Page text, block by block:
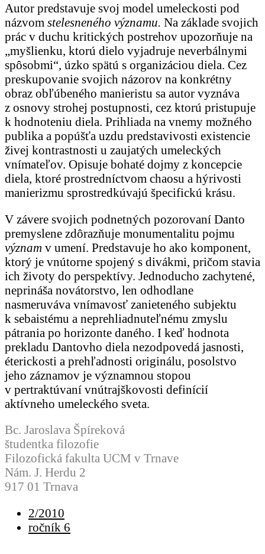
Autor predstavuje svoj model umeleckosti pod
názvom stelesneného významu. Na základe svojich
prác v duchu kritických postrehov upozorňuje na
„myšlienku, ktorú dielo vyjadruje neverbálnymi
spôsobmi“, úzko spätú s organizáciou diela. Cez
preskupovanie svojich názorov na konkrétny
obraz obľúbeného manieristu sa autor vyznáva
z osnovy strohej postupnosti, cez ktorú pristupuje
k hodnoteniu diela. Prihliada na vnemy možného
publika a popúšťa uzdu predstavivosti existencie
živej kontrastnosti u zaujatých umeleckých
vnímateľov. Opisuje bohaté dojmy z koncepcie
diela, ktoré prostredníctvom chaosu a hýrivosti
manierizmu sprostredkúvajú špecifickú krásu.
V závere svojich podnetných pozorovaní Danto
premyslene zdôrazňuje monumentalitu pojmu
význam v umení. Predstavuje ho ako komponent,
ktorý je vnútorne spojený s divákmi, pričom stavia
ich životy do perspektívy. Jednoducho zachytené,
neprináša novátorstvo, len odhodlane
nasmeruváva vnímavosť zanieteného subjektu
k sebaistému a neprehliadnuteľnému zmyslu
pátrania po horizonte daného. I keď hodnota
prekladu Dantovho diela nezodpovedá jasnosti,
éterickosti a prehľadnosti originálu, posolstvo
jeho záznamov je významnou stopou
v pertraktúvaní vnútrajškovosti definícií
aktívneho umeleckého sveta.
Bc. Jaroslava Špíreková
študentka filozofie
Filozofická fakulta UCM v Trnave
Nám. J. Herdu 2
917 01 Trnava
2/2010
ročník 6